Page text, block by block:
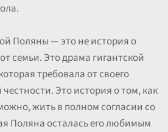
Поляны — это не история о
семьи. Это драма гигантской
требовала от своего
Это история о том, как
жить в полном согласии со
Поляна осталась его любимым